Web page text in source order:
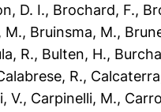
D. I., Brochard, F.,
M., Bruinsma, M.,
R., Bulten, H.,
R.,
V., Carpinelli, M.,